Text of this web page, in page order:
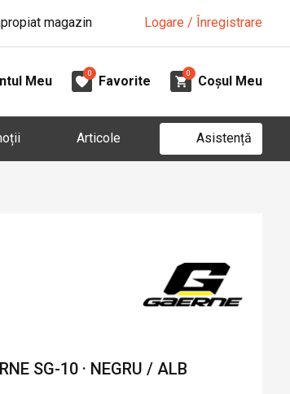
magazin Logare / Înregistrare
Meu
0
Favorite
0
Coșul Meu
Articole Asistență
SG-10 · NEGRU / ALB